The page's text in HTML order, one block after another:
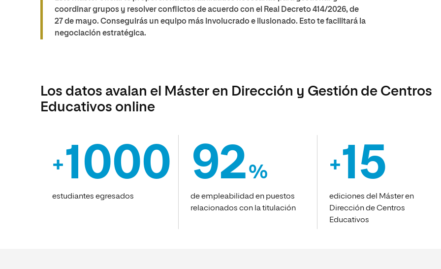
coordinar grupos y resolver conflictos de acuerdo con el Real Decreto 414/2026, de
27 de mayo. Conseguirás un equipo más involucrado e ilusionado. Esto te facilitará la
negociación estratégica.
Los datos avalan el Máster en Dirección y Gestión de Centros
Educativos online
+1000
estudiantes egresados
92%
de empleabilidad en puestos
relacionados con la titulación
+15
ediciones del Máster en
Dirección de Centros
Educativos